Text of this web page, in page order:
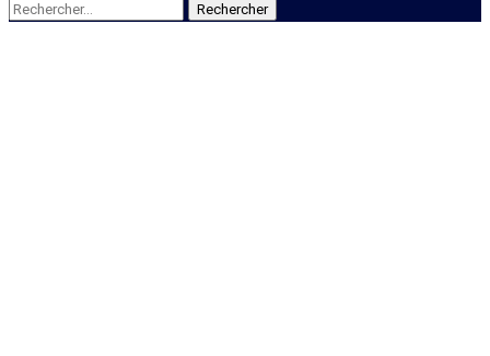
Rechercher :